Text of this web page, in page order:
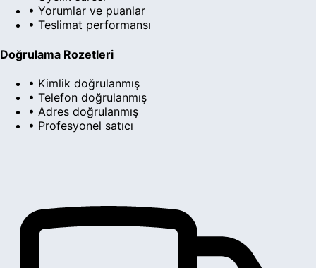
• Yorumlar ve puanlar
• Teslimat performansı
Doğrulama Rozetleri
• Kimlik doğrulanmış
• Telefon doğrulanmış
• Adres doğrulanmış
• Profesyonel satıcı